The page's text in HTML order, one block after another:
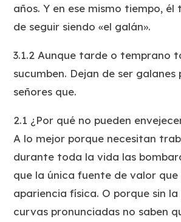
años. Y en ese mismo tiempo, él
de seguir siendo «el galán».
3.1.2 Aunque tarde o temprano
sucumben. Dejan de ser galanes
señores que.
2.1 ¿Por qué no pueden
A lo mejor porque necesitan
durante toda la vida las
que la única fuente de valor que
apariencia física. O porque sin
curvas pronunciadas no saben